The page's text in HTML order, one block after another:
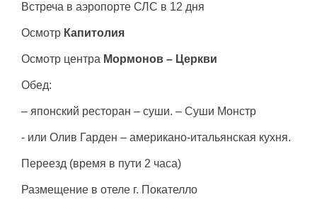
Встреча в аэропорте СЛС в 12 дня
Осмотр Капитолия
Осмотр центра Мормонов – Церкви
Обед:
– японский ресторан – суши. – Суши Монстр
- или Олив Гарден – американо-итальянская кухня.
Переезд (время в пути 2 часа)
Размещение в отеле г. Покателло